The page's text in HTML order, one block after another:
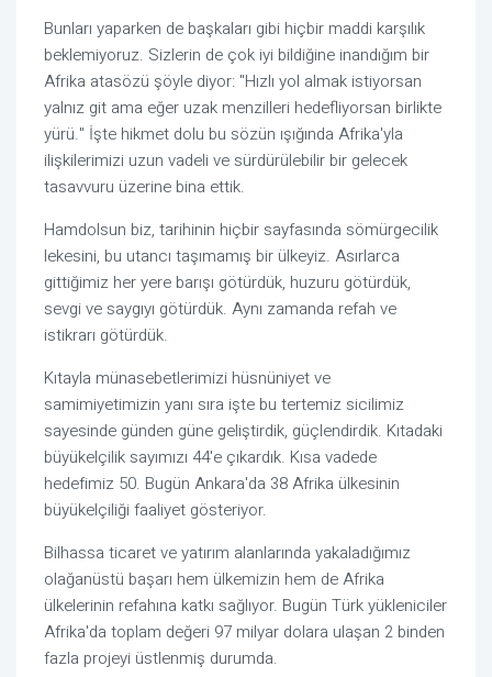
Bunları yaparken de başkaları gibi hiçbir maddi karşılık
beklemiyoruz. Sizlerin de çok iyi bildiğine inandığım bir
Afrika atasözü şöyle diyor: "Hızlı yol almak istiyorsan
yalnız git ama eğer uzak menzilleri hedefliyorsan birlikte
yürü." İşte hikmet dolu bu sözün ışığında Afrika'yla
ilişkilerimizi uzun vadeli ve sürdürülebilir bir gelecek
tasavvuru üzerine bina ettik.
Hamdolsun biz, tarihinin hiçbir sayfasında sömürgecilik
lekesini, bu utancı taşımamış bir ülkeyiz. Asırlarca
gittiğimiz her yere barışı götürdük, huzuru götürdük,
sevgi ve saygıyı götürdük. Aynı zamanda refah ve
istikrarı götürdük.
Kıtayla münasebetlerimizi hüsnüniyet ve
samimiyetimizin yanı sıra işte bu tertemiz sicilimiz
sayesinde günden güne geliştirdik, güçlendirdik. Kıtadaki
büyükelçilik sayımızı 44'e çıkardık. Kısa vadede
hedefimiz 50. Bugün Ankara'da 38 Afrika ülkesinin
büyükelçiliği faaliyet gösteriyor.
Bilhassa ticaret ve yatırım alanlarında yakaladığımız
olağanüstü başarı hem ülkemizin hem de Afrika
ülkelerinin refahına katkı sağlıyor. Bugün Türk yükleniciler
Afrika'da toplam değeri 97 milyar dolara ulaşan 2 binden
fazla projeyi üstlenmiş durumda.